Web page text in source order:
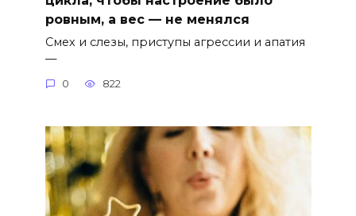
ровным, а вес — не менялся
Смех и слезы, приступы агрессии и апатия
—
0 822